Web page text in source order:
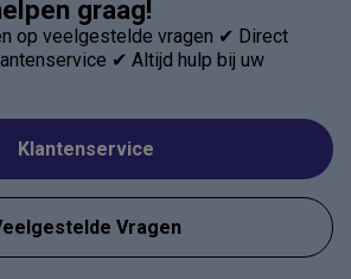
graag!
op veelgestelde vragen ✔ Direct
✔ Altijd hulp bij uw
Klantenservice
Vragen